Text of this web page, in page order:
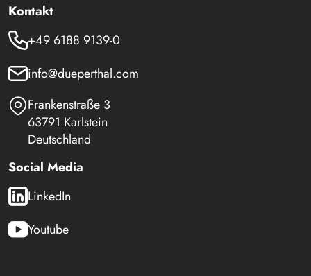
Kontakt
+49 6188 9139-0
info@dueperthal.com
Frankenstraße 3
63791 Karlstein
Deutschland
Social Media
LinkedIn
Youtube